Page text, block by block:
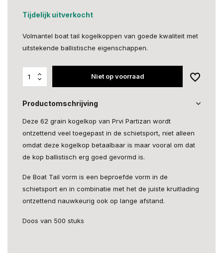
Tijdelijk uitverkocht
Volmantel boat tail kogelkoppen van goede kwaliteit met
uitstekende ballistische eigenschappen.
Niet op voorraad
Productomschrijving
Deze 62 grain kogelkop van Prvi Partizan wordt
ontzettend veel toegepast in de schietsport, niet alleen
omdat deze kogelkop betaalbaar is maar vooral om dat
de kop ballistisch erg goed gevormd is.
De Boat Tail vorm is een beproefde vorm in de
schietsport en in combinatie met het de juiste kruitlading
ontzettend nauwkeurig ook op lange afstand.
Doos van 500 stuks